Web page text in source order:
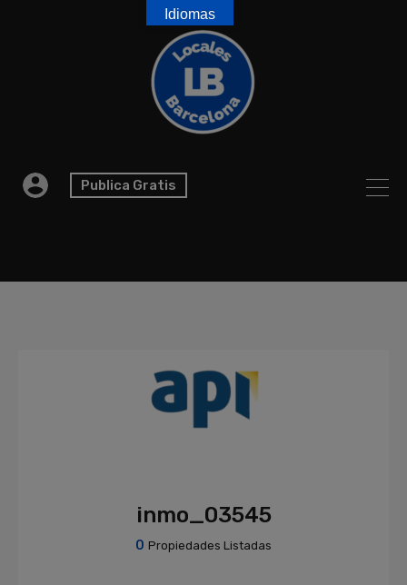
Publica Gratis
inmo_03545
0 Propiedades Listadas
Idiomas